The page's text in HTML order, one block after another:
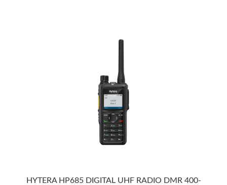
HYTERA HP685 DIGITAL UHF RADIO DMR 400-